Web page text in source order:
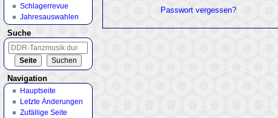
Passwort vergessen?
Schlagerrevue
Jahresauswahlen
Suche
Navigation
Hauptseite
Letzte Änderungen
Zufällige Seite